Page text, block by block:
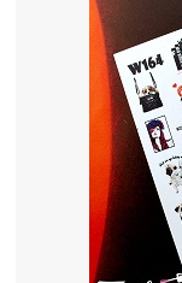
Макияж
Маникюр
Уход за